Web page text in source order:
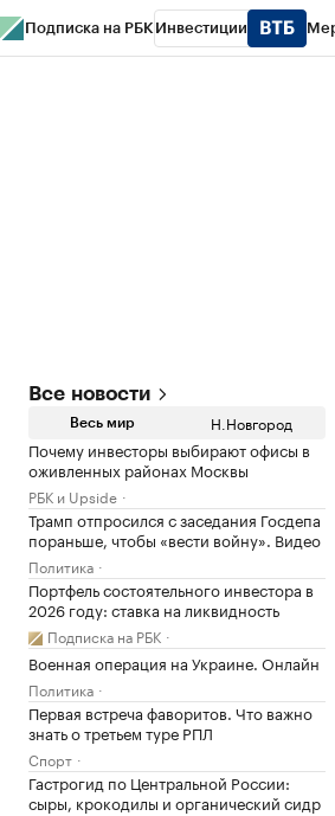
Подписка на РБК Инвестиции
Все новости
Весь мир Н.Новгород
Почему инвесторы выбирают офисы в
оживленных районах Москвы
РБК и Upside
Трамп отпросился с заседания Госдепа
пораньше, чтобы «вести войну». Видео
Политика
Портфель состоятельного инвестора в
2026 году: ставка на ликвидность
Подписка на РБК
Военная операция на Украине. Онлайн
Политика
Первая встреча фаворитов. Что важно
знать о третьем туре РПЛ
Спорт
Гастрогид по Центральной России:
сыры, крокодилы и органический сидр